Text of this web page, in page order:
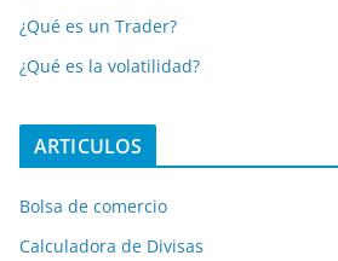
¿Qué es un Trader?
¿Qué es la volatilidad?
ARTICULOS
Bolsa de comercio
Calculadora de Divisas